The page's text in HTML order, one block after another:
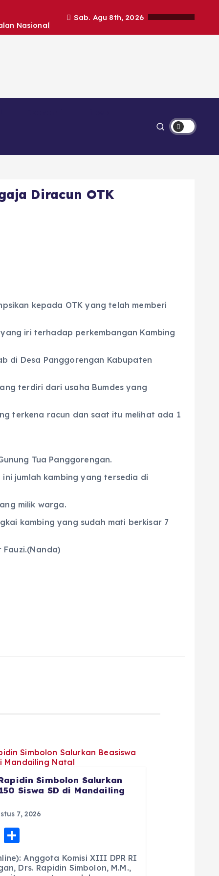
Nasional
Sab. Agu 8th, 2026
Diracun OTK
kepada OTK yang telah memberi
iri terhadap perkembangan Kambing
di Desa Panggorengan Kabupaten
terdiri dari usaha Bumdes yang
terkena racun dan saat itu melihat ada 1
Tua Panggorengan.
ini jumlah kambing yang tersedia di
milik warga.
kambing yang sudah mati berkisar 7
Simbolon Salurkan
Siswa SD di Mandailing
7, 2026
E
m
ai
h
aAnggota Komisi XIII DPR RI
Drs. Rapidin Simbolon, M.M.,